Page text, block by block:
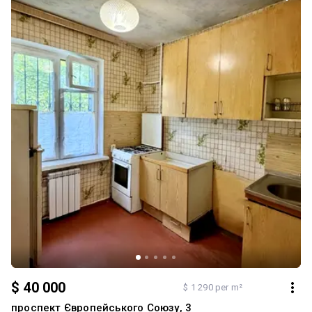
$ 40 000 $ 1 290 per m²
проспект Європейського Союзу, 3